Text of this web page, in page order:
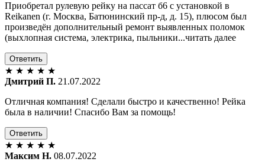
Приобретал рулевую рейку на пассат б6 с установкой в
Reikanen (г. Москва, Батюнинский пр-д, д. 15), плюсом был
произведён дополнительный ремонт выявленных поломок
(выхлопная система, электрика, пыльники...читать далее
Ответить
★ ★ ★ ★ ★
Дмитрий П. 21.07.2022
Отличная компания! Сделали быстро и качественно! Рейка
была в наличии! Спасибо Вам за помощь!
Ответить
★ ★ ★ ★ ★
Максим Н. 08.07.2022